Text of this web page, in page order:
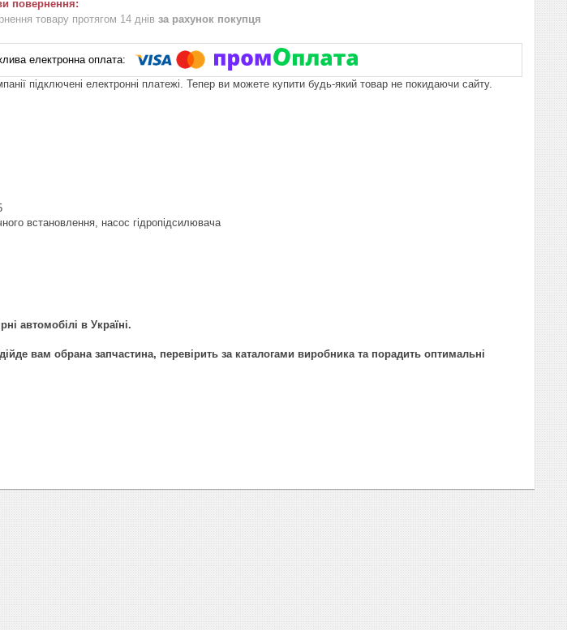
товару протягом 14 днів за рахунок покупця
підключені електронні платежі. Тепер ви можете купити будь-який товар не покидаючи сайту.
встановлення, насос гідропідсилювача
автомобілі в Україні.
вам обрана запчастина, перевірить за каталогами виробника та порадить оптимальні